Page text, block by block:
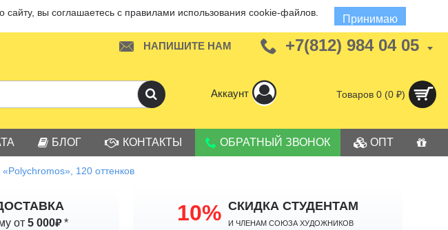
вы соглашаетесь с правилами использования cookie-файлов.
Принимаю
НАПИШИТЕ НАМ +7(812) 984 04 05
Аккаунт Товаров 0 (0 ₽)
БЛОГ КОНТАКТЫ ОБРАТНЫЙ ЗВОНОК ОПТ
120 оттенков
от5 000₽* 10% СКИДКА СТУДЕНТАМ
И членам Союза Художников